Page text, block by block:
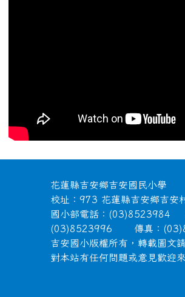
頁尾區域內容
花蓮縣吉安鄉吉安國民小學
校址：973 花蓮縣吉安鄉吉安
國小部電話：(03)8523984
(03)8523996 傳真：
吉安國小版權所有，轉載圖文
對本站有任何問題或意見歡迎